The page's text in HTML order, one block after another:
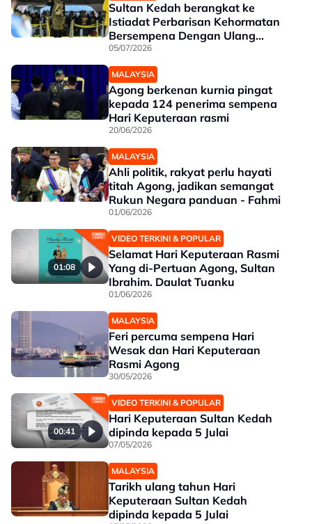
Sultan Kedah berangkat ke
Istiadat Perbarisan Kehormatan
Bersempena Dengan Ulang
Tahun Keputeraan ke-84
05/07/2026
MALAYSIA
Agong berkenan kurnia pingat
kepada 124 penerima sempena
Hari Keputeraan rasmi
20/06/2026
MALAYSIA
Ahli politik, rakyat perlu hayati
titah Agong, jadikan semangat
Rukun Negara panduan - Fahmi
01/06/2026
01:08
VIDEO TERKINI & POPULAR
Selamat Hari Keputeraan Rasmi
Yang di-Pertuan Agong, Sultan
Ibrahim. Daulat Tuanku
01/06/2026
MALAYSIA
Feri percuma sempena Hari
Wesak dan Hari Keputeraan
Rasmi Agong
30/05/2026
00:41
VIDEO TERKINI & POPULAR
Hari Keputeraan Sultan Kedah
dipinda kepada 5 Julai
07/05/2026
MALAYSIA
Tarikh ulang tahun Hari
Keputeraan Sultan Kedah
dipinda kepada 5 Julai